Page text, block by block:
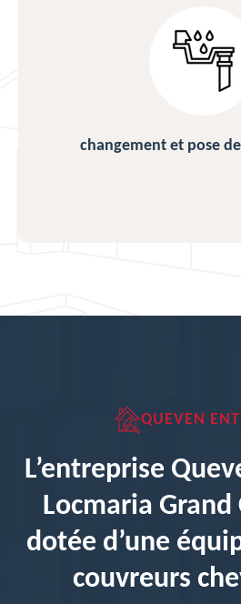
changement et pose
QUEVEN
L’entreprise
Locmaria Grand
dotée d’une
couvreurs